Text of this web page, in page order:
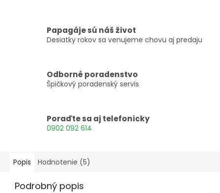
Papagáje sú náš život
Desiatky rokov sa venujeme chovu aj predaju
Odborné poradenstvo
Špičkový poradenský servis
Poraďte sa aj telefonicky
0902 092 614
Popis Hodnotenie (5)
Podrobný popis